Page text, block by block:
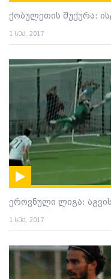
ქობულეთის შუქურა:
1 სექ. 2017
ეროვნული ლიგა:
1 სექ. 2017